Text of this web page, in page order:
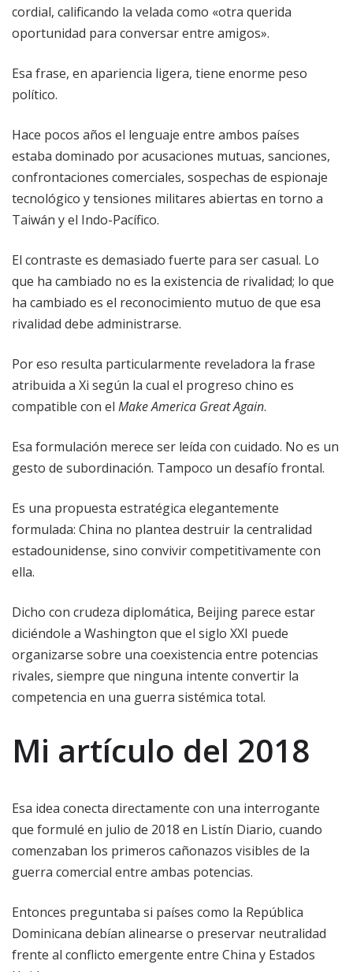
cordial, calificando la velada como «otra querida
oportunidad para conversar entre amigos».
Esa frase, en apariencia ligera, tiene enorme peso
político.
Hace pocos años el lenguaje entre ambos países
estaba dominado por acusaciones mutuas, sanciones,
confrontaciones comerciales, sospechas de espionaje
tecnológico y tensiones militares abiertas en torno a
Taiwán y el Indo-Pacífico.
El contraste es demasiado fuerte para ser casual. Lo
que ha cambiado no es la existencia de rivalidad; lo que
ha cambiado es el reconocimiento mutuo de que esa
rivalidad debe administrarse.
Por eso resulta particularmente reveladora la frase
atribuida a Xi según la cual el progreso chino es
compatible con el Make America Great Again.
Esa formulación merece ser leída con cuidado. No es un
gesto de subordinación. Tampoco un desafío frontal.
Es una propuesta estratégica elegantemente
formulada: China no plantea destruir la centralidad
estadounidense, sino convivir competitivamente con
ella.
Dicho con crudeza diplomática, Beijing parece estar
diciéndole a Washington que el siglo XXI puede
organizarse sobre una coexistencia entre potencias
rivales, siempre que ninguna intente convertir la
competencia en una guerra sistémica total.
Mi artículo del 2018
Esa idea conecta directamente con una interrogante
que formulé en julio de 2018 en Listín Diario, cuando
comenzaban los primeros cañonazos visibles de la
guerra comercial entre ambas potencias.
Entonces preguntaba si países como la República
Dominicana debían alinearse o preservar neutralidad
frente al conflicto emergente entre China y Estados